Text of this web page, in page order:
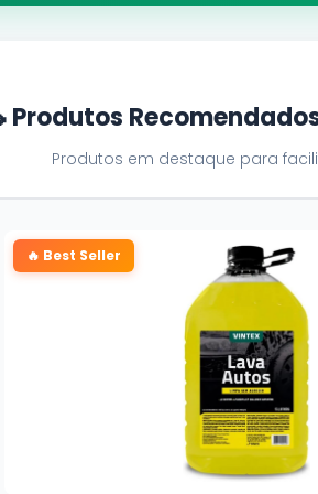
Produtos
Produtos em destaque para
🔥 Best Seller